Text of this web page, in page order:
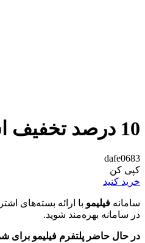
10 درصد تخفیف اشتراک 1 و 6 ماهه از فیلیمو
dafe0683
کپی کن
خرید کنید
سامانه فیلیمو با ارائه بسته‌های
در سامانه بهره‌مند شوید.
در حال حاضر پلتفرم فیلیمو برای شما علاقه‌مندان به تماشای فیلم و